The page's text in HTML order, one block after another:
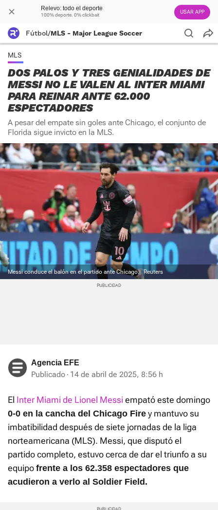
Relevo: todo el deporte
100% deporte. 0% clickbait USAR APP
Fútbol/MLS - Major League Soccer
MLS
DOS PALOS Y TRES GENIALIDADES DE
MESSI NO LE VALEN AL INTER MIAMI
PARA REINAR ANTE 62.000
ESPECTADORES
A pesar del empate sin goles ante Chicago, el conjunto de
Florida sigue invicto en la MLS.
Messi conduce el balón en el partido ante Chicago. Reuters
Agencia EFE
Publicado 14 de abril de 2025, 8:56 h
El Inter Miami de Lionel Messi empató este domingo
0-0 en la cancha del Chicago Fire y mantuvo su
imbatibilidad después de siete jornadas de la liga
norteamericana (MLS). Messi, que disputó el
partido completo, estuvo cerca de dar el triunfo a su
equipo frente a los 62.358 espectadores que
acudieron a verlo al Soldier Field.